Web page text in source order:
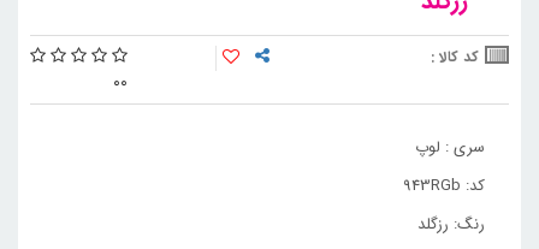
کد کالا :
00
سری : لوپ
کد: 943RGb
رنگ: رزگلد